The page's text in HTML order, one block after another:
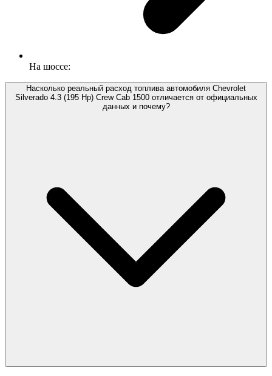
На шоссе:
Насколько реальный расход топлива автомобиля Chevrolet
Silverado 4.3 (195 Hp) Crew Cab 1500 отличается от официальных
данных и почему?